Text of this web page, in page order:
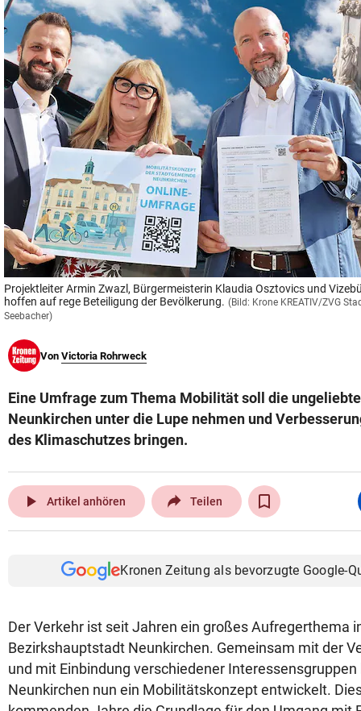
© Krone Multimedia GmbH & Co KG 2026
Muthgasse 2, 1190 Wien
Projektleiter Armin Zwazl, Bürgermeisterin Klaudia Osztovics und
hoffen auf rege Beteiligung der Bevölkerung. (Bild: Krone KREATIV/ZVG
Seebacher)
Von Victoria Rohrweck
Eine Umfrage zum Thema Mobilität soll die
Neunkirchen unter die Lupe nehmen und
des Klimaschutzes bringen.
play_arrow Artikel anhören Teilen
Kronen Zeitung als bevorzugte Google-
Der Verkehr ist seit Jahren ein großes Aufregerthema
Bezirkshauptstadt Neunkirchen. Gemeinsam mit der
und mit Einbindung verschiedener
Neunkirchen nun ein Mobilitätskonzept entwickelt.